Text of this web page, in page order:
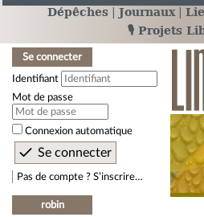
Dépêches Journaux
🎙️ Projets
Se connecter
Identifiant
Mot de passe
Connexion automatique
Pas de compte ? S’inscrire…
robin